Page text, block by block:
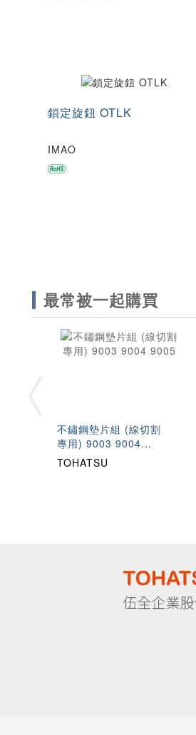
鎖定旋鈕 OTLK
IMAO
最常被一起購買
不鏽鋼墊片組 (線切割
專用) 9003 9004
9005
TOHATSU